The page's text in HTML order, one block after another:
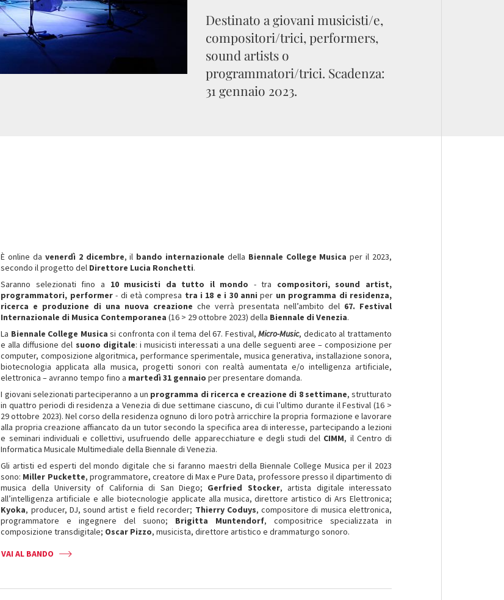
Destinato a giovani musicisti/e,
compositori/trici, performers,
sound artists o
programmatori/trici. Scadenza:
31 gennaio 2023.
È online da venerdì 2 dicembre, il bando internazionale della Biennale College Musicaper il 2023,
secondo il progetto del Direttore Lucia Ronchetti.
Saranno selezionati fino a 10 musicisti da tutto il mondo - tra compositori, sound artist,
programmatori, performer- di età compresa tra i 18 e i 30 anni per un programma di residenza,
ricerca e produzione di una nuova creazione che verrà presentata nell’ambito del 67. Festival
Internazionale di Musica Contemporanea(16 > 29 ottobre 2023) della Biennale di Venezia.
La Biennale College Musicasi confronta con il tema del 67. Festival,Micro-Music, dedicato al trattamento
e alla diffusione del suono digitale: i musicisti interessati a una delle seguenti aree – composizione per
computer, composizione algoritmica, performance sperimentale, musica generativa, installazione sonora,
biotecnologia applicata alla musica, progetti sonori con realtà aumentata e/o intelligenza artificiale,
elettronica – avranno tempo fino a martedì 31 gennaio per presentare domanda.
I giovani selezionati parteciperanno a un programma di ricerca e creazione di 8 settimane, strutturato
in quattro periodi di residenza a Venezia di due settimane ciascuno, di cui l’ultimo durante il Festival (16 >
29 ottobre 2023). Nel corso della residenza ognuno di loro potrà arricchire la propria formazione e lavorare
alla propria creazione affiancato da un tutor secondo la specifica area di interesse, partecipando a lezioni
e seminari individuali e collettivi, usufruendo delle apparecchiature e degli studi del CIMM, il Centro di
Informatica Musicale Multimediale della Biennale di Venezia.
Gli artisti ed esperti del mondo digitale che si faranno maestri della Biennale College Musica per il 2023
sono: Miller Puckette, programmatore, creatore di Max e Pure Data, professore presso il dipartimento di
musica della University of California di San Diego; Gerfried Stocker, artista digitale interessato
all’intelligenza artificiale e alle biotecnologie applicate alla musica, direttore artistico di Ars Elettronica;
Kyoka, producer, DJ, sound artist e field recorder; Thierry Coduys, compositore di musica elettronica,
programmatore e ingegnere del suono; Brigitta Muntendorf, compositrice specializzata in
composizione transdigitale; Oscar Pizzo, musicista, direttore artistico e drammaturgo sonoro.
VAI AL BANDO